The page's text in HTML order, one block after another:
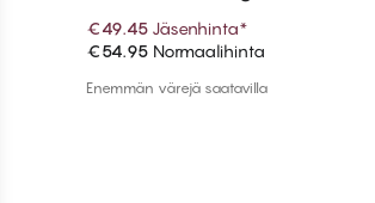
Lisää ostoskoriin
€49.45 Jäsenhinta*
€54.95 Normaalihinta
Enemmän värejä saatavilla